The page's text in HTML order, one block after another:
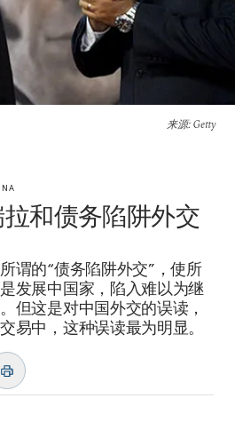
来源: Getty
和债务陷阱外交
谓的“债务陷阱外交”，使所
发展中国家，陷入难以为继
但这是对中国外交的误读，
易中，这种误读最为明显。